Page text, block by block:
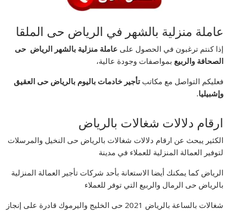
عاملة منزلية بالشهر في الرياض حى الملقا
إذا كنتم ترغبون في الحصول على عاملة منزلية بالشهر الرياض حى
الصحافة والربيع بمواصفات وجودة عالية،
فعليكم التواصل مع مكاتبتأجير خادمات باليوم بالرياض حى العقيق
وإشبيليا.
ارقام دلالات شغالات بالرياض
الكثير يبحث عن ارقام دلالات شغالات بالرياض حى النخيل والمرسلات
لتوفير العمالة المنزلية للعملاء في مدينة
الرياض كما يمكنك أيضا الاستعانة بأحد شركات تأجير العمالة المنزلية
بالرياض حى الرمال والربيع التي توفر للعملاء
شغالات بالساعة بالرياض 2021 حى الخليج واليرموك قادرة على إنجاز